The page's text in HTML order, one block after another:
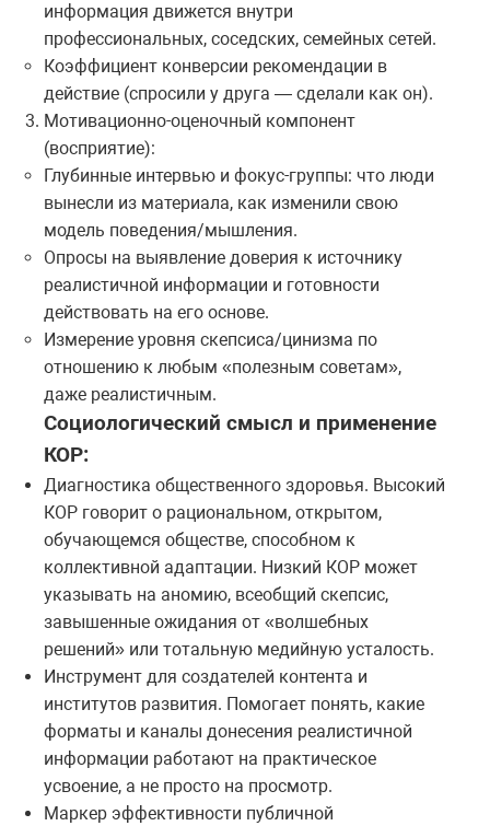
информация движется внутри
профессиональных, соседских, семейных сетей.
Коэффициент конверсии рекомендации в
действие (спросили у друга — сделали как он).
Мотивационно-оценочный компонент
(восприятие):
Глубинные интервью и фокус-группы: что люди
вынесли из материала, как изменили свою
модель поведения/мышления.
Опроcы на выявление доверия к источнику
реалистичной информации и готовности
действовать на его основе.
Измерение уровня скепсиса/цинизма по
отношению к любым «полезным советам»,
даже реалистичным.
Социологический смысл и применение
КОР:
Диагностика общественного здоровья. Высокий
КОР говорит о рациональном, открытом,
обучающемся обществе, способном к
коллективной адаптации. Низкий КОР может
указывать на аномию, всеобщий скепсис,
завышенные ожидания от «волшебных
решений» или тотальную медийную усталость.
Инструмент для создателей контента и
институтов развития. Помогает понять, какие
форматы и каналы донесения реалистичной
информации работают на практическое
усвоение, а не просто на просмотр.
Маркер эффективности публичной